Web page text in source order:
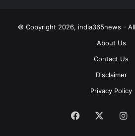
© Copyright 2026, india365news -
About Us
Contact Us
Disclaimer
Privacy Policy
Facebook